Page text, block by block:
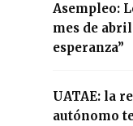
Asempleo:
mes de
esperanza”
UATAE: la
autónomo